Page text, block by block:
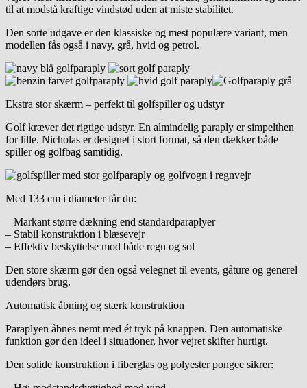
til at modstå kraftige vindstød uden at miste stabilitet.
Den sorte udgave er den klassiske og mest populære variant, men
modellen fås også i navy, grå, hvid og petrol.
Ekstra stor skærm – perfekt til golfspiller og udstyr
Golf kræver det rigtige udstyr. En almindelig paraply er simpelthen
for lille. Nicholas er designet i stort format, så den dækker både
spiller og golfbag samtidig.
Med 133 cm i diameter får du:
– Markant større dækning end standardparaplyer
– Stabil konstruktion i blæsevejr
– Effektiv beskyttelse mod både regn og sol
Den store skærm gør den også velegnet til events, gåture og generel
udendørs brug.
Automatisk åbning og stærk konstruktion
Paraplyen åbnes nemt med ét tryk på knappen. Den automatiske
funktion gør den ideel i situationer, hvor vejret skifter hurtigt.
Den solide konstruktion i fiberglas og polyester pongee sikrer: